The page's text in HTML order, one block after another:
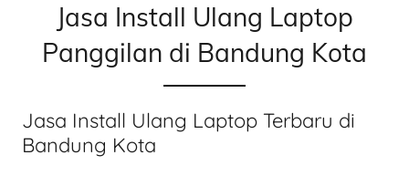
Jasa Install Ulang Laptop
Panggilan di Bandung Kota
Jasa Install Ulang Laptop Terbaru di
Bandung Kota